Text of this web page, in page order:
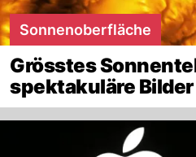
Sonnenoberfläche
Grösstes
spektakuläre Bilder